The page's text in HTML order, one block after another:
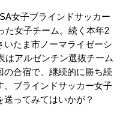
女子ブラインドサッカー
た女子チーム。続く本年2
いたま市ノーマライゼーシ
はアルゼンチン選抜チーム
の合宿で、継続的に勝ち続
、ブラインドサッカー女子
ってみてはいかが？